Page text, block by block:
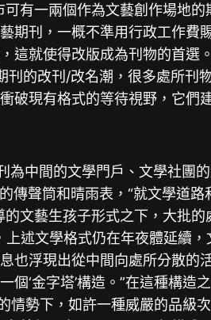
有一兩個作為文藝創作場地
期刊，一概不準用行政工作
這就使得改版成為刊物的首
的改刊/改名潮，很多處所刊
現有格式的等待視野，它們
中間的文學門戶、文學社團
聲筒和晴雨表，“就文學道
文藝生孩子形式之下，大批
述文學格式仍在年夜體延續
浮現出從中間向處所分散
‘金字塔’構造。”在這種構
勢下，如許一種威嚴的品級